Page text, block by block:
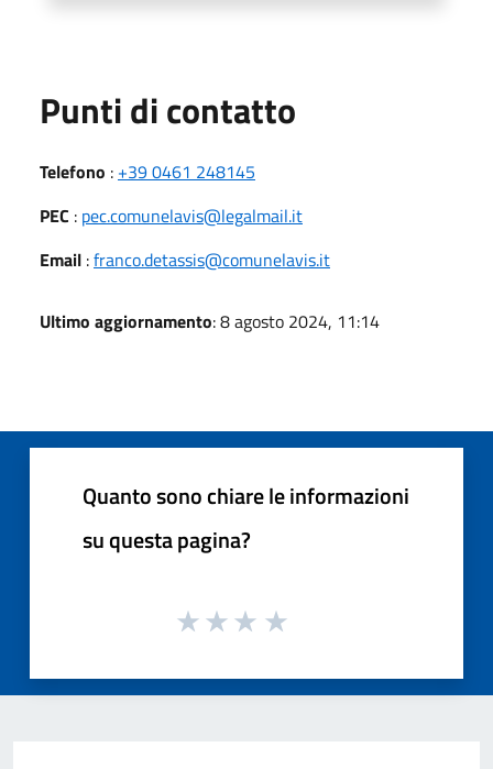
Punti di contatto
Telefono : +39 0461 248145
PEC : pec.comunelavis@legalmail.it
Email :franco.detassis@comunelavis.it
Ultimo aggiornamento: 8 agosto 2024, 11:14
Quanto sono chiare le informazioni
su questa pagina?